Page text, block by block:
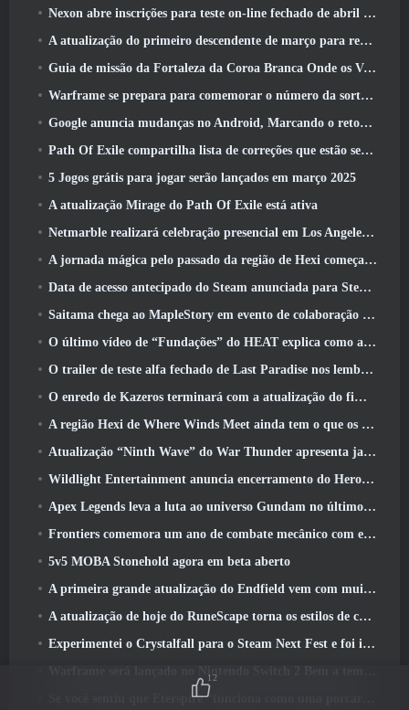
Nexon abre inscrições para teste on-line fechado de abril do MapleStory Classic World
A atualização do primeiro descendente de março para reequilibrar Sharen e também introduzir novo conteúdo
Guia de missão da Fortaleza da Coroa Branca Onde os Ventos Encontram
Warframe se prepara para comemorar o número da sorte 13 Com eventos de aniversário
Google anuncia mudanças no Android, Marcando o retorno do Fortnite à Play Store
Path Of Exile compartilha lista de correções que estão sendo trabalhadas após o lançamento do Mirage
5 Jogos grátis para jogar serão lançados em março 2025
A atualização Mirage do Path Of Exile está ativa
Netmarble realizará celebração presencial em Los Angeles. Antes dos Sete Pecados Capitais: Lançamento de origem
A jornada mágica pelo passado da região de Hexi começa onde os ventos se encontram hoje
Data de acesso antecipado do Steam anunciada para Steampunk ARPG Crystalfall
Saitama chega ao MapleStory em evento de colaboração One-Punch Man
O último vídeo de “Fundações” do HEAT explica como agentes e tanques trabalham juntos
O trailer de teste alfa fechado de Last Paradise nos lembra como é realmente sobreviver ao apocalipse zumbi
O enredo de Kazeros terminará com a atualização do fim do abismo de Lost Ark
A região Hexi de Where Winds Meet ainda tem o que os jogadores amam, ao mesmo tempo que é uma experiência única
Atualização “Ninth Wave” do War Thunder apresenta jatos Rank IX
Wildlight Entertainment anuncia encerramento do Hero Shooter Highguard gratuito
Apex Legends leva a luta ao universo Gundam no último evento de crossover
Frontiers comemora um ano de combate mecânico com eventos de aniversário
5v5 MOBA Stonehold agora em beta aberto
A primeira grande atualização do Endfield vem com muitas otimizações
A atualização de hoje do RuneScape torna os estilos de combate originais do MMORPG mais fáceis de aprender
Experimentei o Crystalfall para o Steam Next Fest e foi isso que aprendi
Se você sentiu que Eterspire “funciona como uma porcaria”, O diretor criativo diz que isso não acontece mais
12